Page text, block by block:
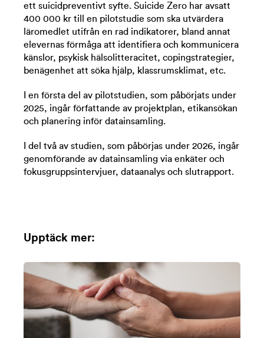
ett suicidpreventivt syfte. Suicide Zero har avsatt
400 000 kr till en pilotstudie som ska utvärdera
läromedlet utifrån en rad indikatorer, bland annat
elevernas förmåga att identifiera och kommunicera
känslor, psykisk hälsolitteracitet, copingstrategier,
benägenhet att söka hjälp, klassrumsklimat, etc.
I en första del av pilotstudien, som påbörjats under
2025, ingår författande av projektplan, etikansökan
och planering inför datainsamling.
I del två av studien, som påbörjas under 2026, ingår
genomförande av datainsamling via enkäter och
fokusgruppsintervjuer, dataanalys och slutrapport.
Upptäck mer: